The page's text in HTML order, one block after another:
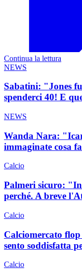
Continua la lettura
NEWS
Sabatini: "Jones
spenderci 40! E
NEWS
Wanda Nara:
immaginate cosa
Calcio
Palmeri sicuro:
perché. A breve
Calcio
Calciomercato
sento soddisfatta
Calcio